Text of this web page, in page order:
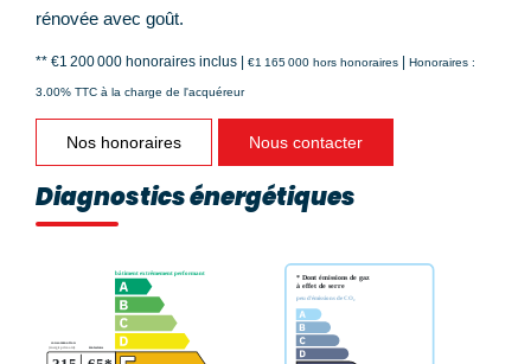
rénovée avec goût.
** €1 200 000 honoraires inclus | €1 165 000 hors honoraires | Honoraires :
3.00% TTC à la charge de l'acquéreur
Nos honoraires Nous contacter
Diagnostics énergétiques